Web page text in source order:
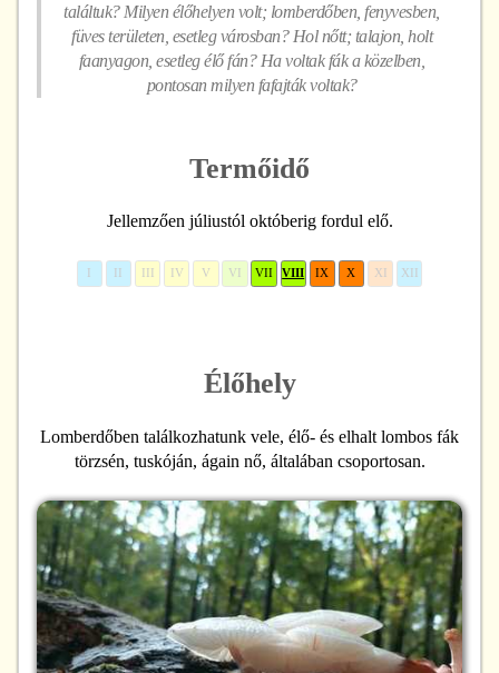
találtuk? Milyen élőhelyen volt; lomberdőben, fenyvesben,
füves területen, esetleg városban? Hol nőtt; talajon, holt
faanyagon, esetleg élő fán? Ha voltak fák a közelben,
pontosan milyen fafajták voltak?
Termőidő
Jellemzően júliustól októberig fordul elő.
IV V VI VII VIII IX X XI XII
Élőhely
Lomberdőben találkozhatunk vele, élő- és elhalt lombos fák
törzsén, tuskóján, ágain nő, általában csoportosan.